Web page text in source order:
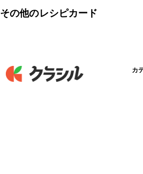
その他のレシピカード
カ